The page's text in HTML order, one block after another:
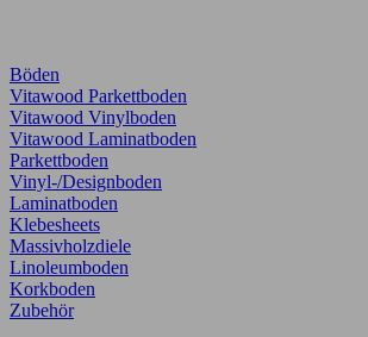
Böden
Vitawood Parkettboden
Vitawood Vinylboden
Vitawood Laminatboden
Parkettboden
Vinyl-/Designboden
Laminatboden
Klebesheets
Massivholzdiele
Linoleumboden
Korkboden
Zubehör